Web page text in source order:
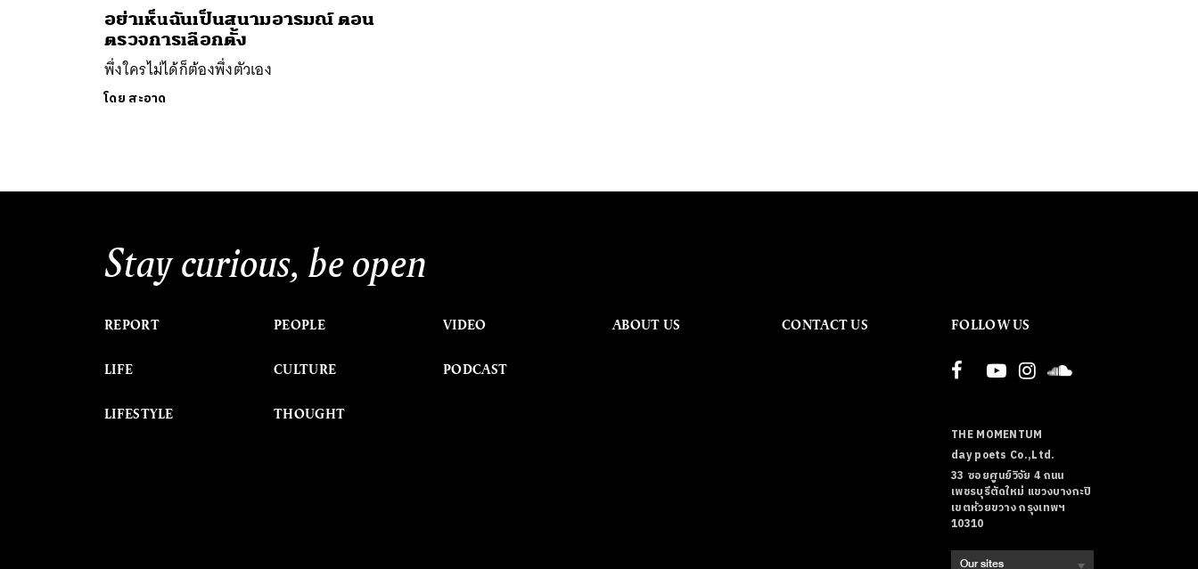
อย่าเห็นฉันเป็นสนามอารมณ์ ตอน
ตรวจการเลือกตั้ง
พึ่งใครไม่ได้ก็ต้องพึ่งตัวเอง
โดย สะอาด
Stay curious, be open
REPORT
LIFE
LIFESTYLE
PEOPLE
CULTURE
THOUGHT
VIDEO
PODCAST
ABOUT US CONTACT US FOLLOW US
THE MOMENTUM
day poets Co.,Ltd.
33 ซอยศูนย์วิจัย 4 ถนน
เพชรบุรีตัดใหม่ แขวงบางกะปิ
เขตห้วยขวาง กรุงเทพฯ
10310